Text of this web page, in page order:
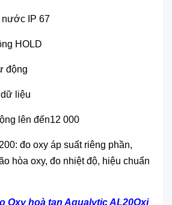
nước IP 67
HOLD
động
liệu
lên đến12 000
đo oxy áp suất riêng phần,
hòa oxy, đo nhiệt độ, hiệu chuẩn
Oxy hoà tan Aqualytic AL20Oxi